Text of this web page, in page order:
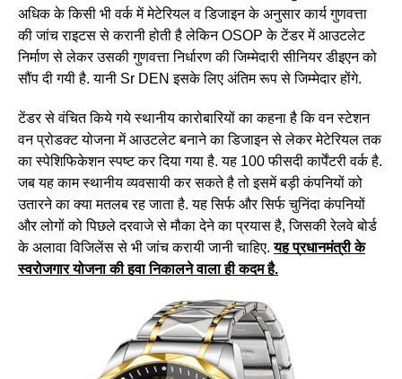
अधिक के किसी भी वर्क में मेटेरियल व डिजाइन के अनुसार कार्य गुणवत्ता
की जांच राइटस से करानी होती है लेकिन OSOP के टेंडर में आउटलेट
निर्माण से लेकर उसकी गुणवत्ता निर्धारण की जिम्मेदारी सीनियर डीइएन को
सौंप दी गयी है. यानी Sr DEN इसके लिए अंतिम रूप से जिम्मेदार होंगे.
टेंडर से वंचित किये गये स्थानीय कारोबारियों का कहना है कि वन स्टेशन
वन प्रोडक्ट योजना में आउटलेट बनाने का डिजाइन से लेकर मेटेरियल तक
का स्पेशिफिकेशन स्पष्ट कर दिया गया है. यह 100 फीसदी कार्पेंटरी वर्क है.
जब यह काम स्थानीय व्यवसायी कर सकते है तो इसमें बड़ी कंपनियों को
उतारने का क्या मतलब रह जाता है. यह सिर्फ और सिर्फ चुनिंदा कंपनियों
और लोगों को पिछले दरवाजे से मौका देने का प्रयास है, जिसकी रेलवे बोर्ड
के अलावा विजिलेंस से भी जांच करायी जानी चाहिए.यह प्रधानमंत्री के
स्वरोजगार योजना की हवा निकालने वाला ही कदम है.